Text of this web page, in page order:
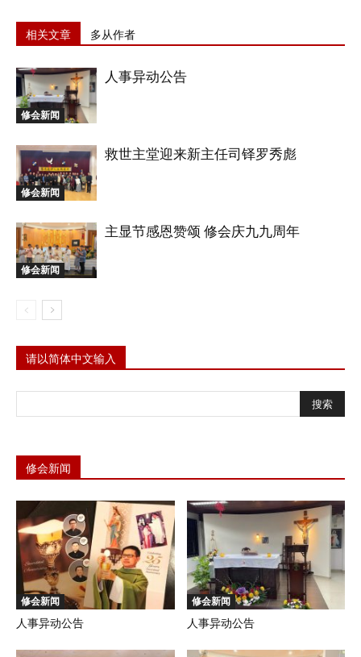
相关文章 多从作者
修会新闻
人事异动公告
修会新闻
救世主堂迎来新主任司铎罗秀彪
修会新闻
主显节感恩赞颂 修会庆九九周年
请以简体中文输入
修会新闻
修会新闻
人事异动公告
修会新闻
人事异动公告